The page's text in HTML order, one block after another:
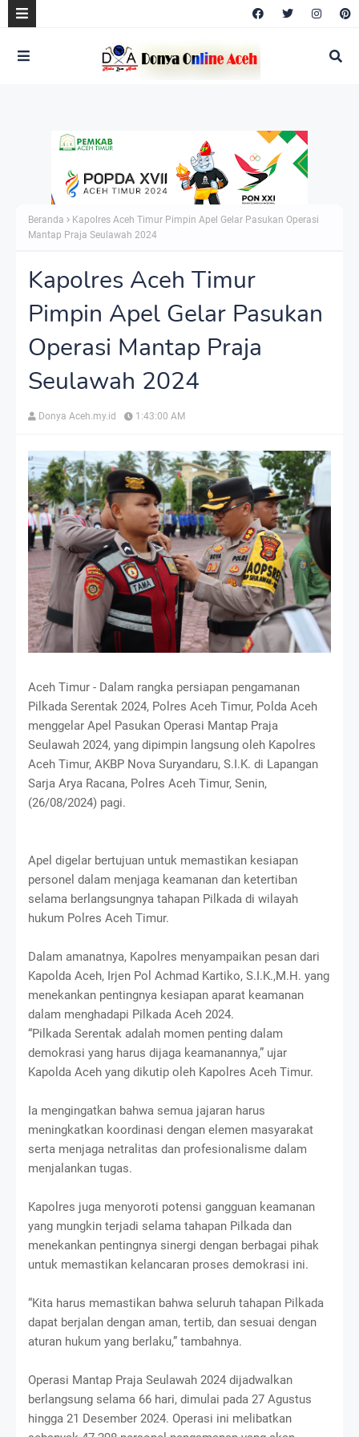
Beranda
Kapolres Aceh Timur Pimpin Apel Gelar Pasukan Operasi
Mantap Praja Seulawah 2024
Kapolres Aceh Timur
Pimpin Apel Gelar Pasukan
Operasi Mantap Praja
Seulawah 2024
Donya Aceh.my.id 1:43:00 AM
Aceh Timur - Dalam rangka persiapan pengamanan
Pilkada Serentak 2024, Polres Aceh Timur, Polda Aceh
menggelar Apel Pasukan Operasi Mantap Praja
Seulawah 2024, yang dipimpin langsung oleh Kapolres
Aceh Timur, AKBP Nova Suryandaru, S.I.K. di Lapangan
Sarja Arya Racana, Polres Aceh Timur, Senin,
(26/08/2024) pagi.
Apel digelar bertujuan untuk memastikan kesiapan
personel dalam menjaga keamanan dan ketertiban
selama berlangsungnya tahapan Pilkada di wilayah
hukum Polres Aceh Timur.
Dalam amanatnya, Kapolres menyampaikan pesan dari
Kapolda Aceh, Irjen Pol Achmad Kartiko, S.I.K.,M.H. yang
menekankan pentingnya kesiapan aparat keamanan
dalam menghadapi Pilkada Aceh 2024.
“Pilkada Serentak adalah momen penting dalam
demokrasi yang harus dijaga keamanannya,” ujar
Kapolda Aceh yang dikutip oleh Kapolres Aceh Timur.
Ia mengingatkan bahwa semua jajaran harus
meningkatkan koordinasi dengan elemen masyarakat
serta menjaga netralitas dan profesionalisme dalam
menjalankan tugas.
Kapolres juga menyoroti potensi gangguan keamanan
yang mungkin terjadi selama tahapan Pilkada dan
menekankan pentingnya sinergi dengan berbagai pihak
untuk memastikan kelancaran proses demokrasi ini.
“Kita harus memastikan bahwa seluruh tahapan Pilkada
dapat berjalan dengan aman, tertib, dan sesuai dengan
aturan hukum yang berlaku,” tambahnya.
Operasi Mantap Praja Seulawah 2024 dijadwalkan
berlangsung selama 66 hari, dimulai pada 27 Agustus
hingga 21 Desember 2024. Operasi ini melibatkan